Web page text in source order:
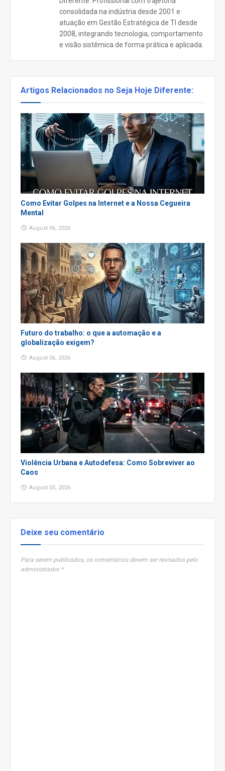
consolidada na indústria desde 2001 e
atuação em Gestão Estratégica de TI desde
2008, integrando tecnologia, comportamento
e visão sistêmica de forma prática e aplicada.
Artigos Relacionados no Seja Hoje Diferente:
Como Evitar Golpes na Internet e a Nossa Cegueira
Mental
August 06, 2026
Futuro do trabalho: o que a automação e a
globalização exigem?
August 06, 2026
Violência Urbana e Autodefesa: Como Sobreviver ao
Caos
August 05, 2026
Deixe seu comentário
Para serem publicados, os comentários devem ser revisados pelo
administrador *